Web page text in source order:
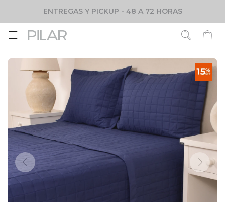
ENTREGAS Y PICKUP - 48 A 72 HORAS
